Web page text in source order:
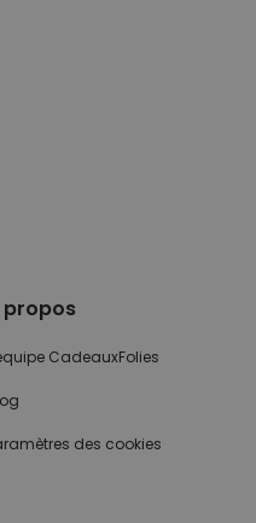
propos
CadeauxFolies
des cookies